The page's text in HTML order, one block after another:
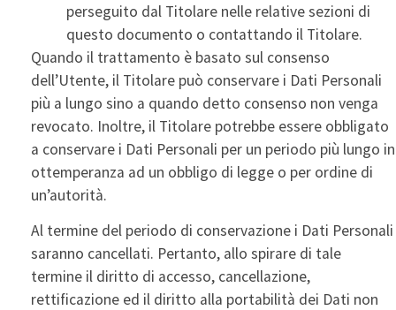
perseguito dal Titolare nelle relative sezioni di
questo documento o contattando il Titolare.
Quando il trattamento è basato sul consenso
dell’Utente, il Titolare può conservare i Dati Personali
più a lungo sino a quando detto consenso non venga
revocato. Inoltre, il Titolare potrebbe essere obbligato
a conservare i Dati Personali per un periodo più lungo in
ottemperanza ad un obbligo di legge o per ordine di
un’autorità.
Al termine del periodo di conservazione i Dati Personali
saranno cancellati. Pertanto, allo spirare di tale
termine il diritto di accesso, cancellazione,
rettificazione ed il diritto alla portabilità dei Dati non